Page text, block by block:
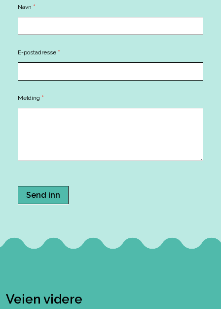
Contact
Us
Navn *
E-postadresse *
Melding *
Send inn
Veien videre